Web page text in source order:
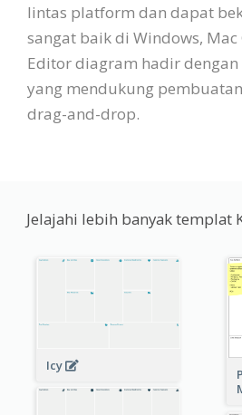
lintas platform dan dapat
sangat baik di Windows, Mac
Editor diagram hadir
yang mendukung
drag-and-drop.
Jelajahi lebih banyak templat
Icy